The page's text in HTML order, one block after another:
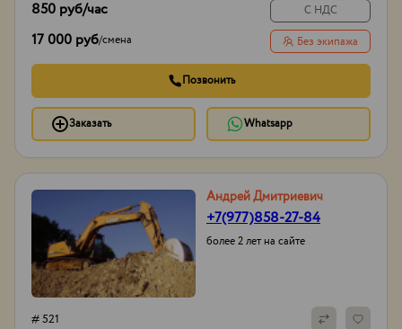
850 руб/час
17 000 руб/смена
С НДС
Без экипажа
Позвонить
Заказать Whatsapp
Андрей Дмитриевич
+7(977)858-27-84
более 2 лет на сайте
# 521